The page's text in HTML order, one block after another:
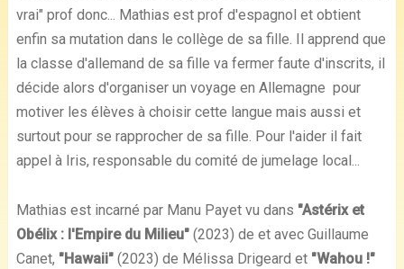
vrai" prof donc... Mathias est prof d'espagnol et obtient
enfin sa mutation dans le collège de sa fille. Il apprend que
la classe d'allemand de sa fille va fermer faute d'inscrits, il
décide alors d'organiser un voyage en Allemagne pour
motiver les élèves à choisir cette langue mais aussi et
surtout pour se rapprocher de sa fille. Pour l'aider il fait
appel à Iris, responsable du comité de jumelage local...
Mathias est incarné par Manu Payet vu dans "Astérix et
Obélix : l'Empire du Milieu"(2023) de et avec Guillaume
Canet, "Hawaii"(2023) de Mélissa Drigeard et "Wahou !"